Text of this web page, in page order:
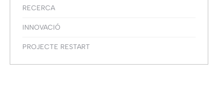
RECERCA
INNOVACIÓ
PROJECTE RESTART